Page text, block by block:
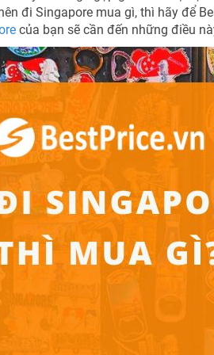
đi Singapore mua gì, thì hãy để
của bạn sẽ cần đến những điều